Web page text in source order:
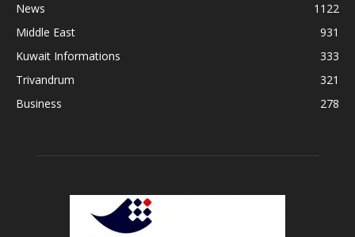
News
1122
Middle East
931
Kuwait Informations
333
Trivandrum
321
Business
278